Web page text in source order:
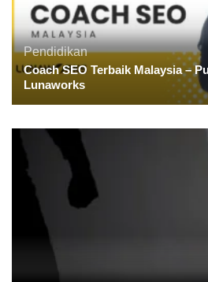
Pendidikan
Coach SEO Terbaik Malaysia –
Lunaworks